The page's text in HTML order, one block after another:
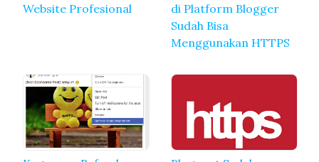
Website Profesional
di Platform Blogger
Sudah Bisa
Menggunakan HTTPS